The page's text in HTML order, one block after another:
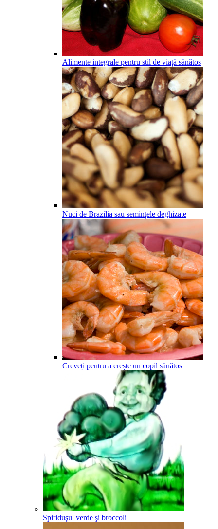
Alimente integrale pentru stil de viață sănătos
Nuci de Brazilia sau semințele deghizate
Creveți pentru a crește un copil sănătos
Spiriduşul verde şi broccoli